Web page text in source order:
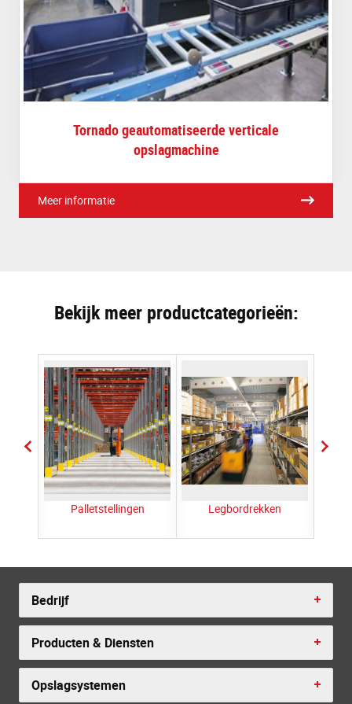
Tornado geautomatiseerde verticale
opslagmachine
Meer informatie
Bekijk meer productcategorieën:
Palletstellingen Legbordrekken
Bedrijf
Producten & Diensten
Opslagsystemen